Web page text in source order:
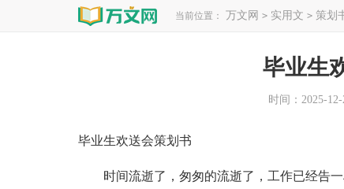
当前位置： 万文网 > 实用文 > 策划
毕业生
时间：2025-
毕业生欢送会策划书
时间流逝了，匆匆的流逝了，工作已经告一